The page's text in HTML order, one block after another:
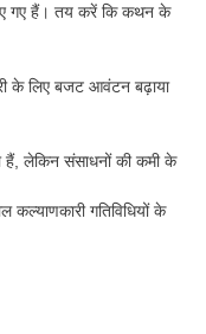
गए हैं। तय करें कि कथन के
के लिए बजट आवंटन बढ़ाया
हैं, लेकिन संसाधनों की कमी के
गतिविधियों के